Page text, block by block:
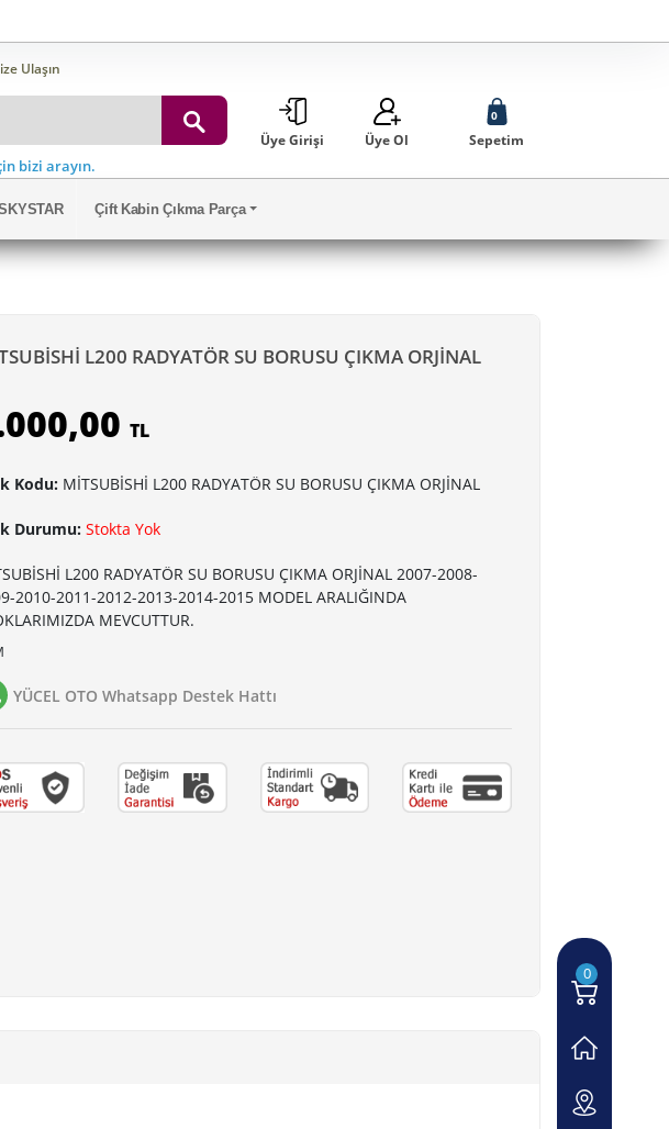
Ulaşın
bizi arayın.
Üye Girişi Üye Ol
0
Sepetim
Çift Kabin Çıkma Parça
L200 RADYATÖR SU BORUSU ÇIKMA ORJİNAL
TL
Kodu: MİTSUBİSHİ L200 RADYATÖR SU BORUSU ÇIKMA ORJİNAL
Durumu: Stokta Yok
L200 RADYATÖR SU BORUSU ÇIKMA ORJİNAL 2007-2008-
2010-2011-2012-2013-2014-2015 MODEL ARALIĞINDA
MEVCUTTUR.
YÜCEL OTO Whatsapp Destek Hattı
0